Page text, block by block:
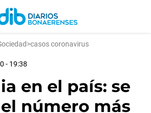
>casos coronavirus
- 19:38
en el país: se
número más